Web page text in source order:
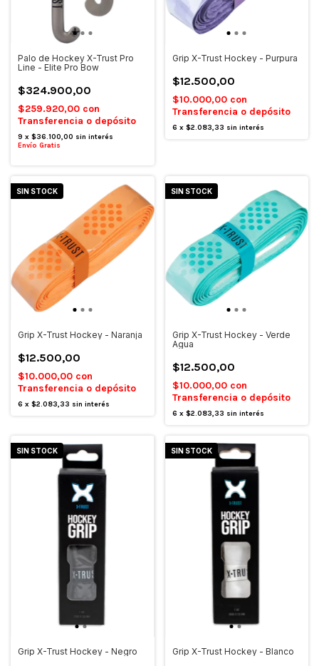
Palo de Hockey X-Trust Pro
Line - Elite Pro Bow
$324.900,00
$259.920,00 con
Transferencia o depósito
9 x $36.100,00 sin interés
Envío Gratis
Grip X-Trust Hockey - Purpura
$12.500,00
$10.000,00 con
Transferencia o depósito
6 x $2.083,33 sin interés
SIN STOCK
Grip X-Trust Hockey - Naranja
$12.500,00
$10.000,00 con
Transferencia o depósito
6 x $2.083,33 sin interés
SIN STOCK
Grip X-Trust Hockey - Verde
Agua
$12.500,00
$10.000,00 con
Transferencia o depósito
6 x $2.083,33 sin interés
SIN STOCK
Grip X-Trust Hockey - Negro
SIN STOCK
Grip X-Trust Hockey - Blanco